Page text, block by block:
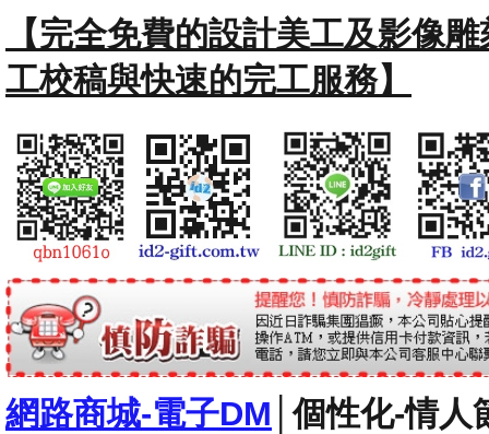
【完全免費的設計美工及影像
工校稿與快速的完工服務】
網路商城-電子DM │個性化-情人